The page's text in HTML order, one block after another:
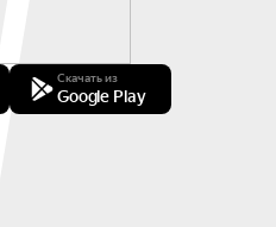
Скачать из
Google Play